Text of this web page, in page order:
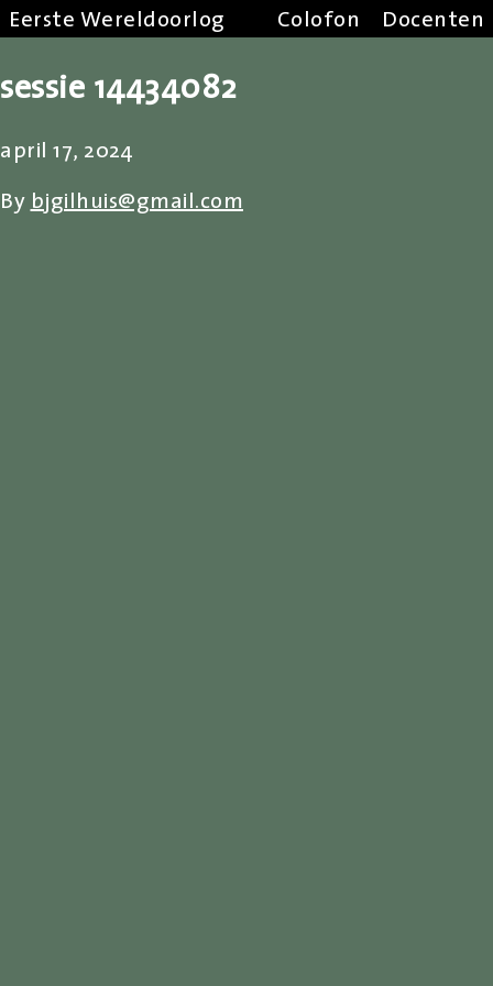
Eerste Wereldoorlog Colofon Docenten
sessie 14434082
april 17, 2024
Bybjgilhuis@gmail.com